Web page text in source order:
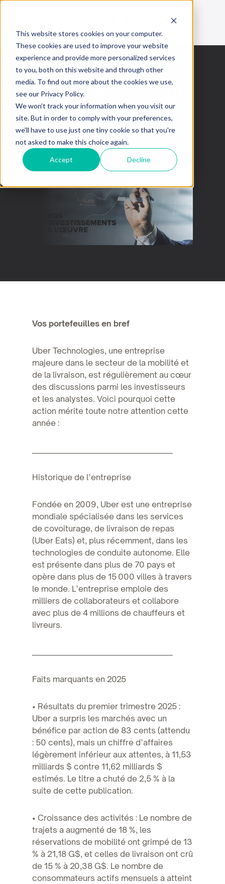
This website stores cookies on your computer.
These cookies are used to improve your website
experience and provide more personalized services
to you, both on this website and through other
media. To find out more about the cookies we use,
see our Privacy Policy.
We won't track your information when you visit our
site. But in order to comply with your preferences,
we'll have to use just one tiny cookie so that you're
not asked to make this choice again.
Accept Decline
Une dispute qui
divise
June 6, 2025
Vos portefeuilles en bref
Uber Technologies, une entreprise
majeure dans le secteur de la mobilité et
de la livraison, est régulièrement au cœur
des discussions parmi les investisseurs
et les analystes. Voici pourquoi cette
action mérite toute notre attention cette
année :
Historique de l’entreprise
Fondée en 2009, Uber est une entreprise
mondiale spécialisée dans les services
de covoiturage, de livraison de repas
(Uber Eats) et, plus récemment, dans les
technologies de conduite autonome. Elle
est présente dans plus de 70 pays et
opère dans plus de 15 000 villes à travers
le monde. L’entreprise emploie des
milliers de collaborateurs et collabore
avec plus de 4 millions de chauffeurs et
livreurs.
Faits marquants en 2025
• Résultats du premier trimestre 2025 :
Uber a surpris les marchés avec un
bénéfice par action de 83 cents (attendu
: 50 cents), mais un chiffre d’affaires
légèrement inférieur aux attentes, à 11,53
milliards $ contre 11,62 milliards $
estimés. Le titre a chuté de 2,5 % à la
suite de cette publication.
• Croissance des activités : Le nombre de
trajets a augmenté de 18 %, les
réservations de mobilité ont grimpé de 13
% à 21,18 G$, et celles de livraison ont crû
de 15 % à 20,38 G$. Le nombre de
consommateurs actifs mensuels a atteint